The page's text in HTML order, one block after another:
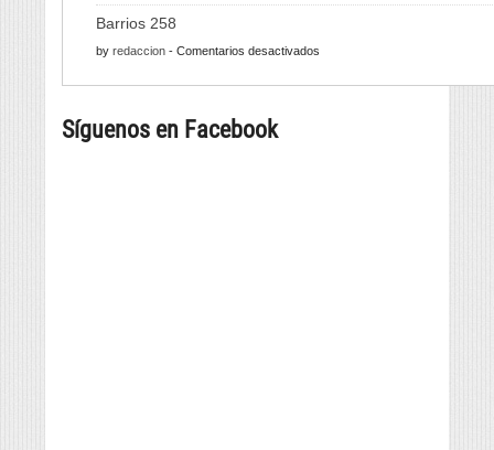
Alfabeto
infinitas
Barrios 258
by redaccion - Comentarios desactivados
Síguenos en Facebook